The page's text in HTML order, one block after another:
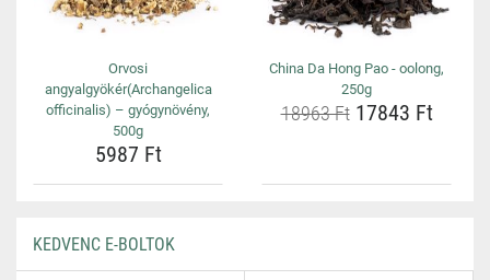
Orvosi
angyalgyökér(Archangelica
officinalis) – gyógynövény,
500g
5987 Ft
China Da Hong Pao - oolong,
250g
18963 Ft17843 Ft
KEDVENC E-BOLTOK